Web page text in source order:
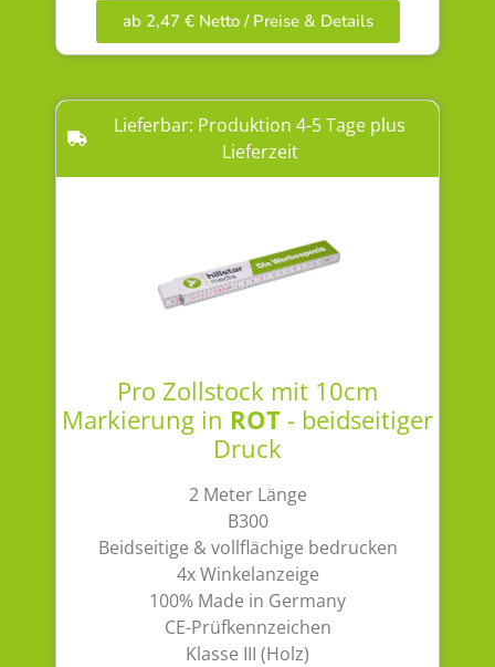
ab 2,47 € Netto / Preise & Details
Lieferbar: Produktion 4-5 Tage plus
Lieferzeit
Pro Zollstock mit 10cm
Markierung in ROT- beidseitiger
Druck
2 Meter Länge
B300
Beidseitige & vollflächige bedrucken
4x Winkelanzeige
100% Made in Germany
CE-Prüfkennzeichen
Klasse III (Holz)